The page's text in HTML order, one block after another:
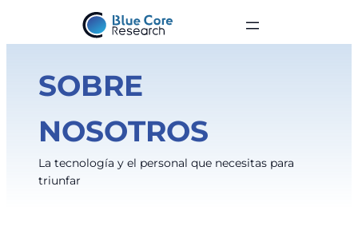
SOBRE
NOSOTROS
La tecnología y el personal que necesitas para
triunfar